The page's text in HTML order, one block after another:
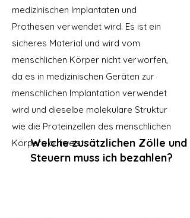
Welche zusätzlichen Zölle und
Steuern muss ich bezahlen?
medizinischen Implantaten und
Prothesen verwendet wird. Es ist ein
sicheres Material und wird vom
menschlichen Körper nicht verworfen,
da es in medizinischen Geräten zur
menschlichen Implantation verwendet
wird und dieselbe molekulare Struktur
wie die Proteinzellen des menschlichen
Körpers aufweist.